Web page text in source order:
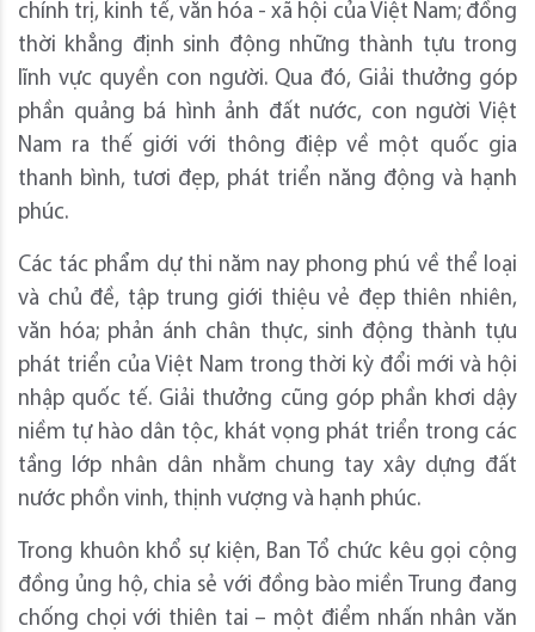
chính trị, kinh tế, văn hóa - xã hội của Việt Nam; đồng
thời khẳng định sinh động những thành tựu trong
lĩnh vực quyền con người. Qua đó, Giải thưởng góp
phần quảng bá hình ảnh đất nước, con người Việt
Nam ra thế giới với thông điệp về một quốc gia
thanh bình, tươi đẹp, phát triển năng động và hạnh
phúc.
Các tác phẩm dự thi năm nay phong phú về thể loại
và chủ đề, tập trung giới thiệu vẻ đẹp thiên nhiên,
văn hóa; phản ánh chân thực, sinh động thành tựu
phát triển của Việt Nam trong thời kỳ đổi mới và hội
nhập quốc tế. Giải thưởng cũng góp phần khơi dậy
niềm tự hào dân tộc, khát vọng phát triển trong các
tầng lớp nhân dân nhằm chung tay xây dựng đất
nước phồn vinh, thịnh vượng và hạnh phúc.
Trong khuôn khổ sự kiện, Ban Tổ chức kêu gọi cộng
đồng ủng hộ, chia sẻ với đồng bào miền Trung đang
chống chọi với thiên tai – một điểm nhấn nhân văn